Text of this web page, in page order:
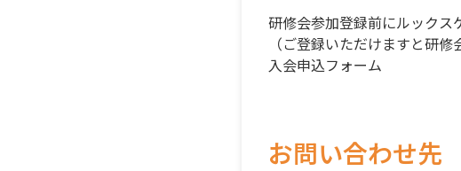
研修会参加登録前にルックス
（ご登録いただけますと研
入会申込フォーム
お問い合わせ先